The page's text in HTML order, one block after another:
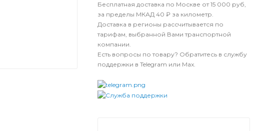
Бесплатная доставка по Москве от 15 000 руб,
за пределы МКАД 40 ₽ за километр.
Доставка в регионы рассчитывается по
тарифам, выбранной Вами транспортной
компании.
Есть вопросы по товару? Обратитесь в службу
поддержки в Telegram или Max.